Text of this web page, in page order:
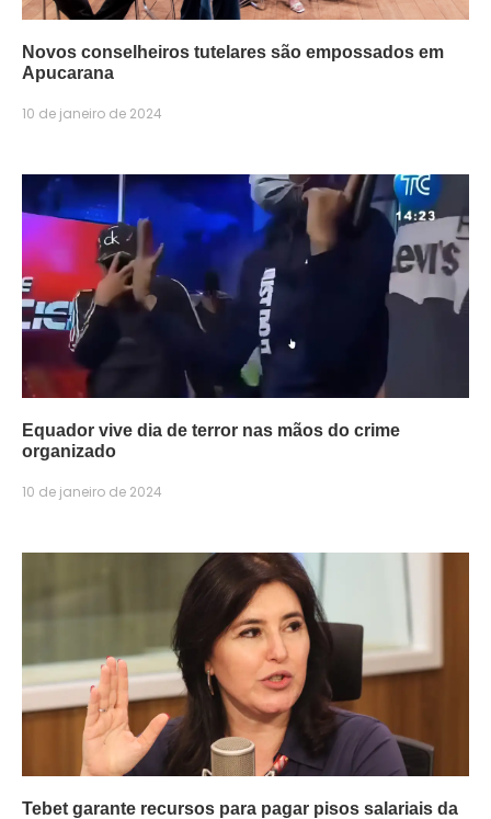
Novos conselheiros tutelares são empossados em
Apucarana
10 de janeiro de 2024
Equador vive dia de terror nas mãos do crime
organizado
10 de janeiro de 2024
Tebet garante recursos para pagar pisos salariais da